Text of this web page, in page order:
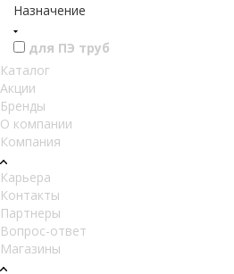
Назначение
для ПЭ труб
Каталог
Акции
Бренды
О компании
Компания
Карьера
Контакты
Партнеры
Вопрос-ответ
Магазины